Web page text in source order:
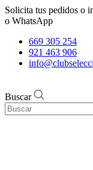
Solicita tus pedidos o
o WhatsApp
669 305 254
921 463 906
Buscar